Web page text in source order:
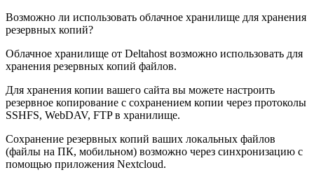
Возможно ли использовать облачное хранилище для хранения
резервных копий?
Облачное хранилище от Deltahost возможно использовать для
хранения резервных копий файлов.
Для хранения копии вашего сайта вы можете настроить
резервное копирование с сохранением копии через протоколы
SSHFS, WebDAV, FTP в хранилище.
Сохранение резервных копий ваших локальных файлов
(файлы на ПК, мобильном) возможно через синхронизацию с
помощью приложения Nextcloud.